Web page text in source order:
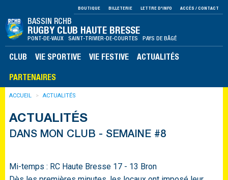
BOUTIQUE BILLETERIE LETTRE D'INFO ACCÈS / CONTACT
BASSIN RCHB
RUGBY CLUB HAUTE BRESSE
PONT-DE-VAUX SAINT-TRIVIER-DE-COURTES PAYS DE BÂGÉ
CLUB VIE SPORTIVE VIE FESTIVE ACTUALITÉS
PARTENAIRES
ACCUEIL ACTUALITÉS
ACTUALITÉS
DANS MON CLUB - SEMAINE #8
Mi-temps : RC Haute Bresse 17 - 13 Bron